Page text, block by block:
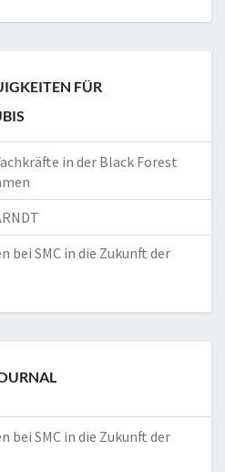
FÜR
in der Black Forest
bei SMC in die Zukunft der
bei SMC in die Zukunft der